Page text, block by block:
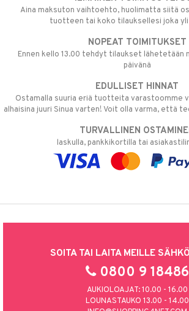
Aina maksuton vaihtoehto, huolimatta siitä
tuotteen tai koko tilauksellesi joka
NOPEAT TOIMITUKSET
Ennen kello 13.00 tehdyt tilaukset lähetetään
päivänä
EDULLISET HINNAT
Ostamalla suuria eriä tuotteita varastoomme
alhaisina juuri Sinua varten! Voit olla varma, että
TURVALLINEN
laskulla, pankkikortilla tai
SOITA TAI LAITA MEILLE
0800 9 18486
AUKIOLOAJAT: 10.00 - 16.00
LOUNASTAUKO 13.00 - 14.00